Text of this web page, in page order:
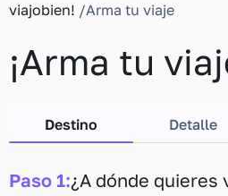
viajobien! /Arma tu viaje
¡Arma tu
Destino Detalle
Paso 1:¿A dónde quieres